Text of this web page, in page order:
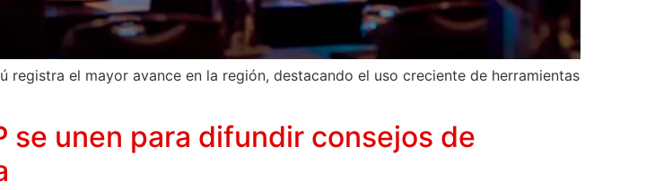
registra el mayor avance en la región, destacando el uso creciente de herramientas
se unen para difundir consejos de